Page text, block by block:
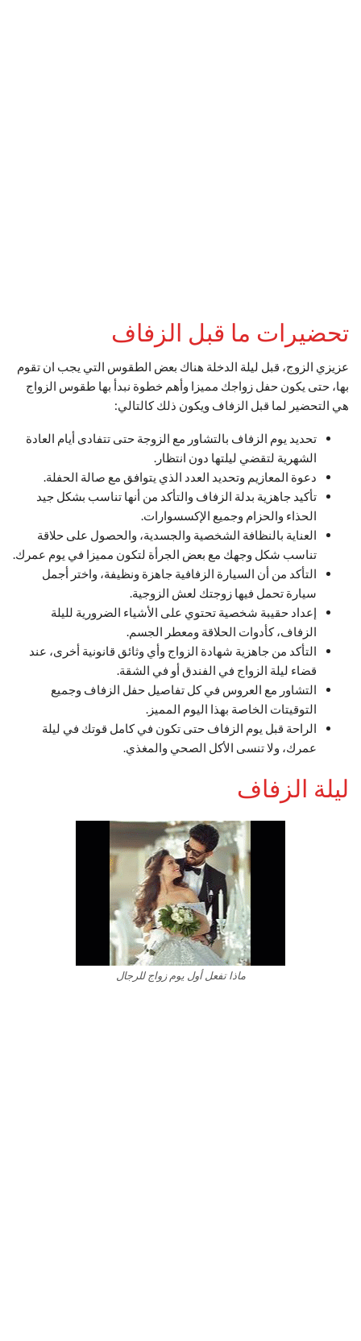
تحضيرات ما قبل الزفاف
عزيزي الزوج، قبل ليلة الدخلة هناك بعض الطقوس التي يجب ان تقوم
بها، حتى يكون حفل زواجك مميزا وأهم خطوة نبدأ بها طقوس الزواج
هي التحضير لما قبل الزفاف ويكون ذلك كالتالي:
تحديد يوم الزفاف بالتشاور مع الزوجة حتى تتفادى أيام العادة
الشهرية لتقضي ليلتها دون انتظار.
دعوة المعازيم وتحديد العدد الذي يتوافق مع صالة الحفلة.
تأكيد جاهزية بدلة الزفاف والتأكد من أنها تناسب بشكل جيد
الحذاء والحزام وجميع الإكسسوارات.
العناية بالنظافة الشخصية والجسدية، والحصول على حلاقة
تناسب شكل وجهك مع بعض الجرأة لتكون مميزا في يوم عمرك.
التأكد من أن السيارة الزفافية جاهزة ونظيفة، واختر أجمل
سيارة تحمل فيها زوجتك لعش الزوجية.
إعداد حقيبة شخصية تحتوي على الأشياء الضرورية لليلة
الزفاف، كأدوات الحلاقة ومعطر الجسم.
التأكد من جاهزية شهادة الزواج وأي وثائق قانونية أخرى، عند
قضاء ليلة الزواج في الفندق أو في الشقة.
التشاور مع العروس في كل تفاصيل حفل الزفاف وجميع
التوقيتات الخاصة بهذا اليوم المميز.
الراحة قبل يوم الزفاف حتى تكون في كامل قوتك في ليلة
عمرك، ولا تنسى الأكل الصحي والمغذي.
ليلة الزفاف
ماذا تفعل أول يوم زواج للرجال